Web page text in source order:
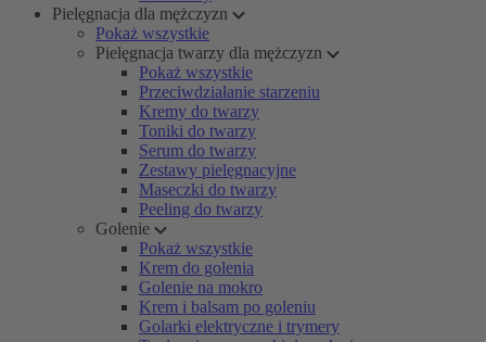
Pielęgnacja dla mężczyzn
Pokaż wszystkie
Pielęgnacja twarzy dla mężczyzn
Pokaż wszystkie
Przeciwdziałanie starzeniu
Kremy do twarzy
Toniki do twarzy
Serum do twarzy
Zestawy pielęgnacyjne
Maseczki do twarzy
Peeling do twarzy
Golenie
Pokaż wszystkie
Krem do golenia
Golenie na mokro
Krem i balsam po goleniu
Golarki elektryczne i trymery